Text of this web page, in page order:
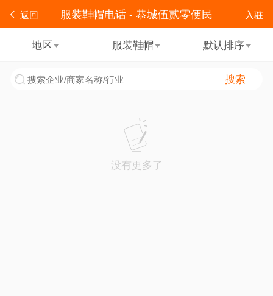
返回 入驻
服装鞋帽电话 - 恭城伍贰零便民
地区 服装鞋帽 默认排序
搜索
没有更多了